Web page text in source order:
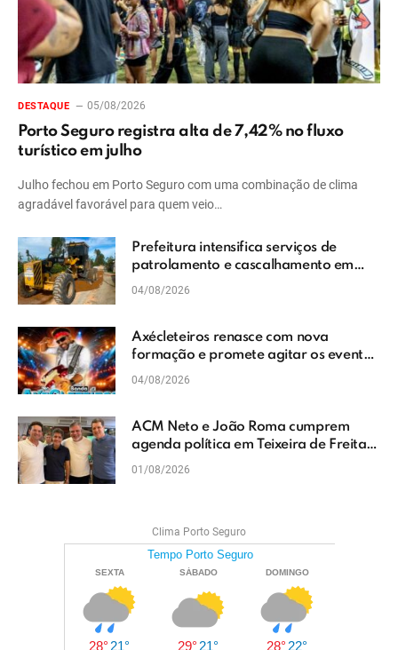
DESTAQUE 05/08/2026
Porto Seguro registra alta de 7,42% no fluxo
turístico em julho
Julho fechou em Porto Seguro com uma combinação de clima
agradável favorável para quem veio…
Prefeitura intensifica serviços de
patrolamento e cascalhamento em
Vera Cruz
04/08/2026
Axécleteiros renasce com nova
formação e promete agitar os eventos
do Extremo Sul da Bahia
04/08/2026
ACM Neto e João Roma cumprem
agenda política em Teixeira de Freitas
e reforçam projeto para o Extremo Sul
01/08/2026
Clima Porto Seguro